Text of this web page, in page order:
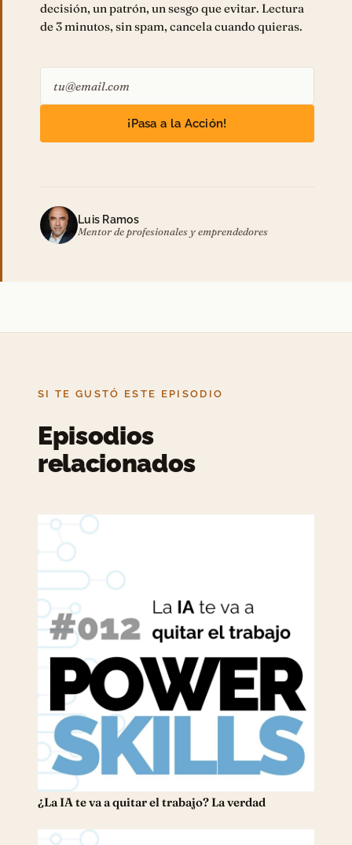
decisión, un patrón, un sesgo que evitar. Lectura
de 3 minutos, sin spam, cancela cuando quieras.
¡Pasa a la Acción!
Luis Ramos
Mentor de profesionales y emprendedores
SI TE GUSTÓ ESTE EPISODIO
Episodios
relacionados
¿La IA te va a quitar el trabajo? La verdad